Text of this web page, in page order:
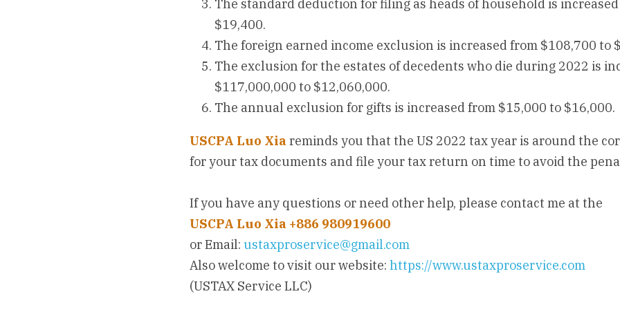
The standard deduction for filing as heads of household is
$19,400.
The foreign earned income exclusion is increased from $108,700 to
The exclusion for the estates of decedents who die during 2022 is
$117,000,000 to $12,060,000.
The annual exclusion for gifts is increased from $15,000 to $16,000.
USCPA Luo Xia reminds you that the US 2022 tax year is around the
for your tax documents and file your tax return on time to avoid the
If you have any questions or need other help, please contact me at the
USCPA Luo Xia +886 980919600
or Email: ustaxproservice@gmail.com
Also welcome to visit our website: https://www.ustaxproservice.com
(USTAX Service LLC)